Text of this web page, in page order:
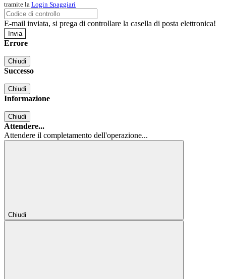
tramite la Login Spaggiari
E-mail inviata, si prega di controllare la casella di posta elettronica!
Errore
Chiudi
Successo
Chiudi
Informazione
Chiudi
Attendere...
Attendere il completamento dell'operazione...
Chiudi